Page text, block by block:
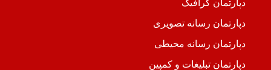
دپارتمان گرافیک
دپارتمان رسانه تصویری
دپارتمان رسانه محیطی
دپارتمان تبلیغات و کمپین